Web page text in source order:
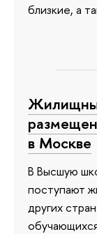
близкие, а
в Москве
В Высшую
поступают
других